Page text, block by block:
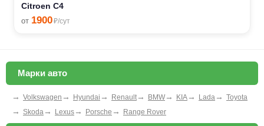
Citroen C4
от 1900₽/сут
Марки авто
→ Volkswagen → Hyundai → Renault → BMW → KIA → Lada → Toyota
→ Skoda → Lexus → Porsche → Range Rover